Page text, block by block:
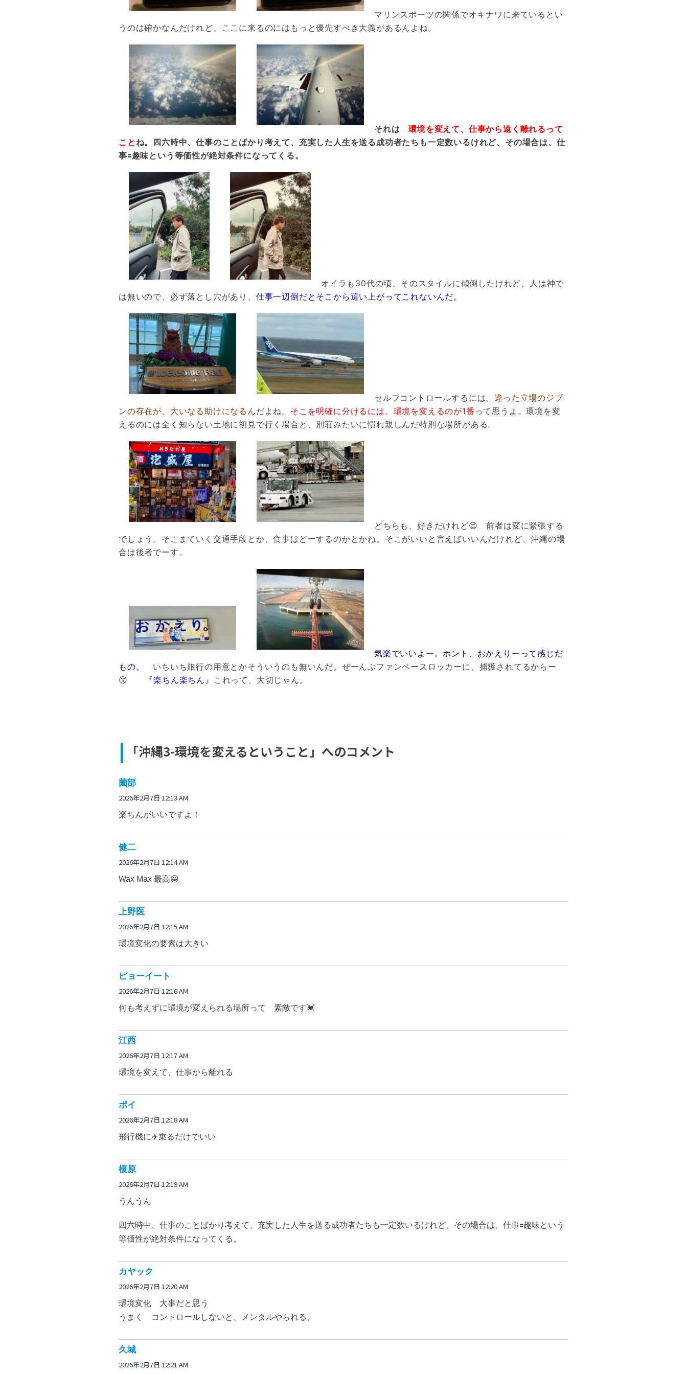
マリンスポーツの関係でオキナワに来ているとい
うのは確かなんだけれど、ここに来るのにはもっと優先すべき大義があるんよね。
それは環境を変えて、仕事から遠く離れるって
こと ね。四六時中、仕事のことばかり考えて、充実した人生を送る成功者たちも一定数いるけれど、その場合は、仕
事🟰趣味という等価性が絶対条件になってくる。
オイラも30代の頃、そのスタイルに傾倒したけれど、人は神で
は無いので、必ず落とし穴があり、 仕事一辺倒だとそこから這い上がってこれないんだ。
セルフコントロールするには、違った立場のジブ
ンの存在が、大いなる助けになる んだよね。 そこを明確に分けるには、環境を変えるのが1番 って思うよ。環境を変
えるのには全く知らない土地に初見で行く場合と、別荘みたいに慣れ親しんだ特別な場所がある。
どちらも、好きだけれど😊 前者は変に緊張する
でしょう。そこまでいく交通手段とか、食事はどーするのかとかね。そこがいいと言えばいいんだけれど、沖縄の場
合は後者でーす。
気楽でいいよー。ホント、おかえりーって感じだ
もの。
いちいち旅行の用意とかそういうのも無いんだ。ぜーんぶファンベースロッカーに、捕獲されてるからー
😙
『楽ちん楽ちん』 これって、大切じゃん。
「沖縄3-環境を変えるということ」へのコメント
薗部
2026年2月7日 12:13 AM
楽ちんがいいですよ！
健二
2026年2月7日 12:14 AM
Wax Max 最高😀
上野医
2026年2月7日 12:15 AM
環境変化の要素は大きい
ピョーイート
2026年2月7日 12:16 AM
何も考えずに環境が変えられる場所って 素敵です💓
江西
2026年2月7日 12:17 AM
環境を変えて、仕事から離れる
ポイ
2026年2月7日 12:18 AM
飛行機に✈️乗るだけでいい
榎原
2026年2月7日 12:19 AM
うんうん
四六時中、仕事のことばかり考えて、充実した人生を送る成功者たちも一定数いるけれど、その場合は、仕事🟰趣味という
等価性が絶対条件になってくる。
カヤック
2026年2月7日 12:20 AM
環境変化 大事だと思う
うまく コントロールしないと、メンタルやられる、
久城
2026年2月7日 12:21 AM